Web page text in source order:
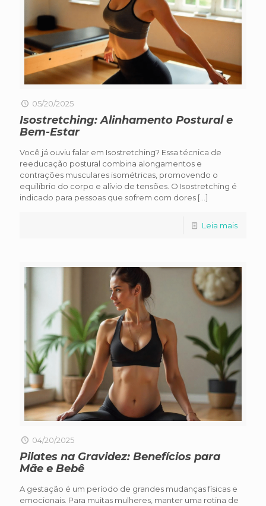
05/20/2025
Isostretching: Alinhamento Postural e
Bem-Estar
Você já ouviu falar em Isostretching? Essa técnica de
reeducação postural combina alongamentos e
contrações musculares isométricas, promovendo o
equilíbrio do corpo e alívio de tensões. O Isostretching é
indicado para pessoas que sofrem com dores […]
Leia mais
04/20/2025
Pilates na Gravidez: Benefícios para
Mãe e Bebê
A gestação é um período de grandes mudanças físicas e
emocionais. Para muitas mulheres, manter uma rotina de